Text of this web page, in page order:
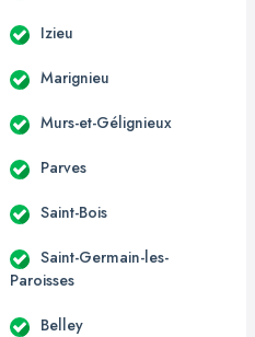
Izieu
Marignieu
Murs-et-Gélignieux
Parves
Saint-Bois
Saint-Germain-les-
Paroisses
Belley